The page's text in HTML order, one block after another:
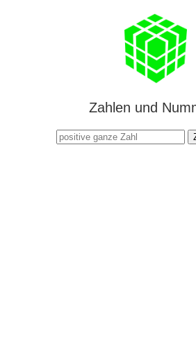
Zahlen und